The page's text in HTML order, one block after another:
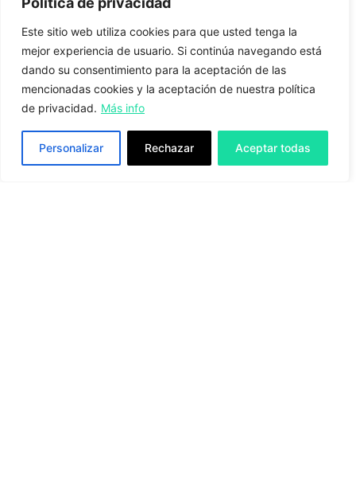
Este sitio web utiliza cookies para que usted tenga la
mejor experiencia de usuario. Si continúa navegando está
dando su consentimiento para la aceptación de las
mencionadas cookies y la aceptación de nuestra política
de privacidad. Más info
Personalizar Rechazar Aceptar todas